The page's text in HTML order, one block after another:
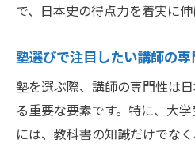
で、日本史の得点力を着実に伸
塾選びで注目したい講師の
塾を選ぶ際、講師の専門性は
る重要な要素です。特に、大
には、教科書の知識だけでな